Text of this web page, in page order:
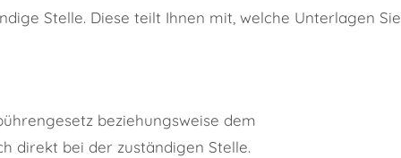
Stelle. Diese teilt Ihnen mit, welche Unterlagen Sie
beziehungsweise dem
direkt bei der zuständigen Stelle.